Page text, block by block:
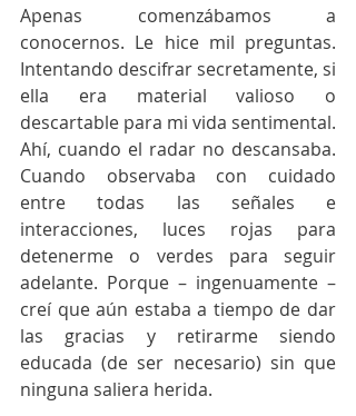
Apenas comenzábamos a
conocernos. Le hice mil preguntas.
Intentando descifrar secretamente, si
ella era material valioso o
descartable para mi vida sentimental.
Ahí, cuando el radar no descansaba.
Cuando observaba con cuidado
entre todas las señales e
interacciones, luces rojas para
detenerme o verdes para seguir
adelante. Porque – ingenuamente –
creí que aún estaba a tiempo de dar
las gracias y retirarme siendo
educada (de ser necesario) sin que
ninguna saliera herida.